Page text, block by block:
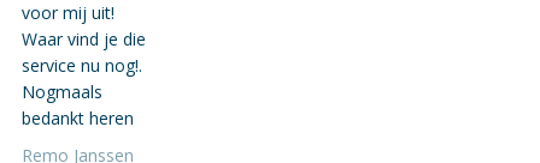
voor mij uit!
Waar vind je die
service nu nog!.
Nogmaals
bedankt heren
Remo Janssen